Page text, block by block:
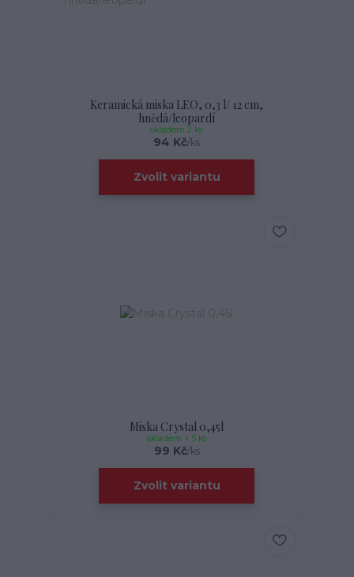
Keramická miska LEO, 0,3 l/ 12 cm,
hnědá/leopardí
94 Kč/ks
skladem 2 ks
Zvolit variantu
Miska Crystal 0,45l
99 Kč/ks
skladem > 5 ks
Zvolit variantu